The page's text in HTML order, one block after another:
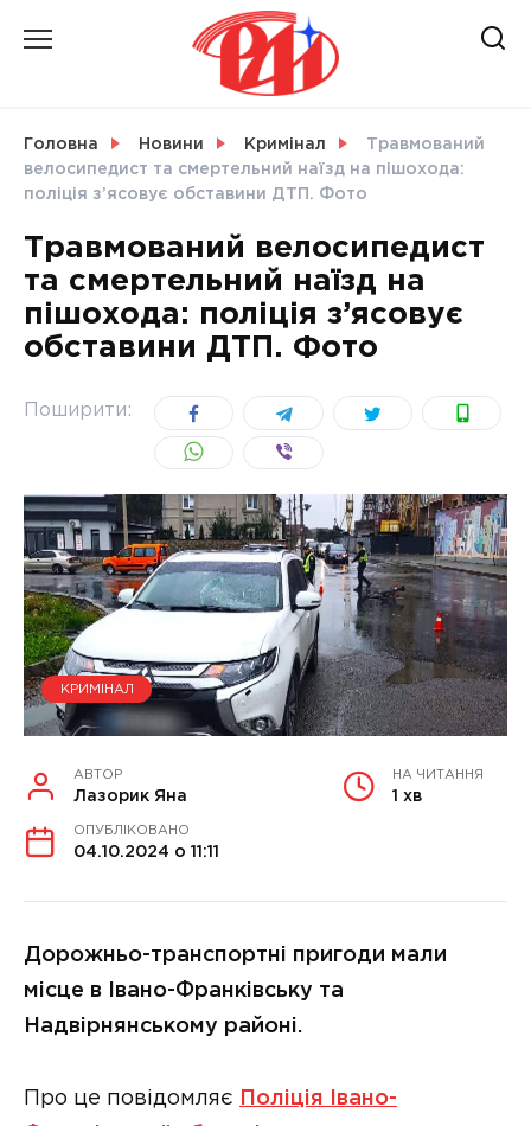
СВІТ
УКРАЇНА
Головна Новини Кримінал
Травмований
велосипедист та смертельний наїзд на пішохода:
поліція з’ясовує обставини ДТП. Фото
Травмований велосипедист
та смертельний наїзд на
пішохода: поліція з’ясовує
обставини ДТП. Фото
Поширити:
КРИМІНАЛ
АВТОР
Лазорик Яна
НА ЧИТАННЯ
1 хв
ОПУБЛІКОВАНО
04.10.2024 о 11:11
Дорожньо-транспортні пригоди мали
місце в Івано-Франківську та
Надвірнянському районі.
Про це повідомляє
Поліція Івано-